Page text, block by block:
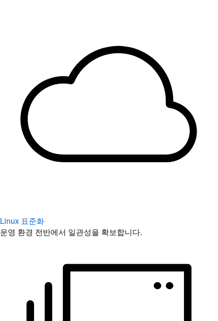
Linux 표준화
운영 환경 전반에서 일관성을 확보합니다.